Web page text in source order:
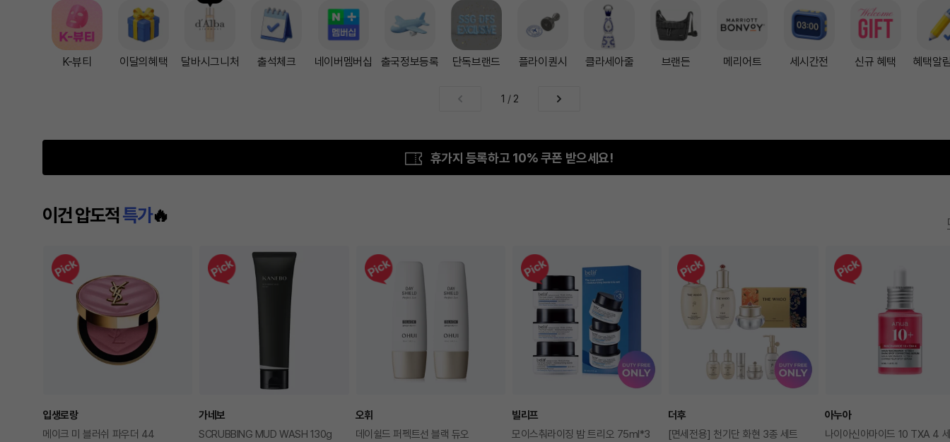
K-뷰티 이달의혜택 달바시그니처 출석체크 네이버멤버십 출국정보등록 단독브랜드 플라이퀀시 클라세아줄 브랜든 메리어트 세시간전 신규 혜택 혜택알
1 / 2
휴가지 등록하고 10% 쿠폰 받으세요!
이건 압도적특가🔥
입생로랑
메이크 미 블러쉬 파우더 44
가네보
SCRUBBING MUD WASH 130g
오휘
데이쉴드 퍼펙트선 블랙 듀오
빌리프
모이스춰라이징 밤 트리오 75ml*3
더후
[면세전용] 천기단 화현 3종 세트
아누아
나이아신아마이드 10 TXA 4